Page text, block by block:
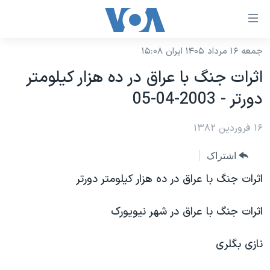
لینکهای
دسترسی
جهش
محتوای
اصلی
جهش
صفحه
اصلی
جهش
به
جستجو
نسخه سبک وب‌سایت
موضوع ها
ایران
آمریکا
گزیده‌ها
ویژه برنامه‌ها
برنامه های تلویزیونی
جدول برنامه ها
صفحه‌های ویژه
عملیات خشم حماسی
۲۵۰سالگی آمریکا
پخش رادیویی
یادگیری زبان انگلیسی
جمعه ۱۶ مرداد ۱۴۰۵ ایران ۱۵:۰۸
اثرات جنگ با عراق در ده هزار کيلومتر
دورتر - 2003-04-05
۱۶ فروردین ۱۳۸۲
اشتراک
اثرات جنگ با عراق در ده هزار کيلومتر دورتر
اثرات جنگ با عراق در شهر نيويورک
نازی بگلری